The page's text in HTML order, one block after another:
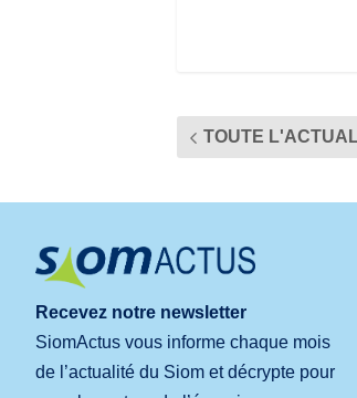
TOUTE
Recevez notre newsletter
SiomActus vous informe chaque mois
de l’actualité du Siom et décrypte pour